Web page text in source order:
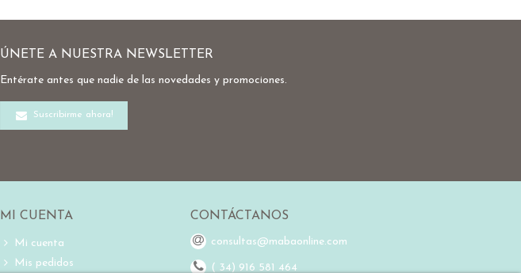
ÚNETE A NUESTRA NEWSLETTER
Entérate antes que nadie de las novedades y promociones.
Suscribirme ahora!
MI CUENTA
Mi cuenta
Mis pedidos
CONTÁCTANOS
consultas@mabaonline.com
( 34) 916 581 464